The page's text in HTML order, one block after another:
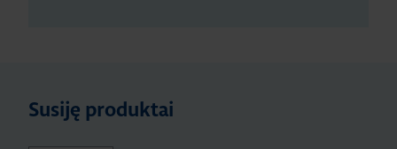
Susiję produktai